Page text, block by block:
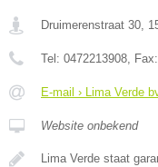
Druimerenstraat 30,
Tel: 0472213908, Fax:
E-mail › Lima Verde
Website onbekend
Lima Verde staat